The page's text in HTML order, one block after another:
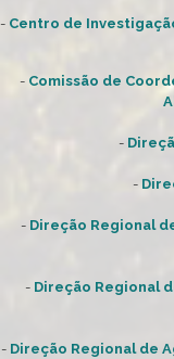
- Centro de
- Comissão de
-
-
- Direção Regional
- Direção Regional
- Direção Regional de